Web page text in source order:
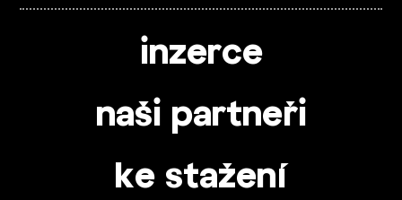
inzerce
naši partneři
ke stažení